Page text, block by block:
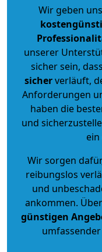
Wir geben
unserer
sicher sein,
sicherverläuft,
Anforderungen
haben die
und
Wir sorgen
reibungslos
und
ankommen.
günstigen